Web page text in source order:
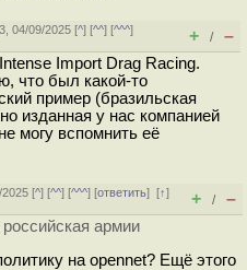
04/09/2025 [^] [^^] [^^^]
+ / –
Import Drag Racing.
что был какой-то
пример (бразильская
изданная у нас компанией
могу вспомнить её
2025 [^] [^^] [^^^] [ответить][↑]
+ / –
армии
на opennet? Ещё этого